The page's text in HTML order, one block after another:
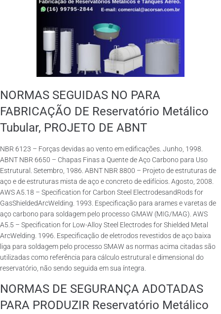
NORMAS SEGUIDAS NO PARA
FABRICAÇÃO DE Reservatório Metálico
Tubular, PROJETO DE ABNT
NBR 6123 – Forças devidas ao vento em edificações. Junho, 1998.
ABNT NBR 6650 – Chapas Finas a Quente de Aço Carbono para Uso
Estrutural. Setembro, 1986. ABNT NBR 8800 – Projeto de estruturas de
aço e de estruturas mista de aço e concreto de edifícios. Agosto, 2008.
AWS A5.18 – Specification for Carbon Steel ElectrodesandRods for
GasShieldedArcWelding. 1993. Especificação para arames e varetas de
aço carbono para soldagem pelo processo GMAW (MIG/MAG). AWS
A5.5 – Specification for Low-Alloy Steel Electrodes for Shielded Metal
ArcWelding. 1996. Especificação de eletrodos revestidos de aço baixa
liga para soldagem pelo processo SMAW as normas acima citadas são
utilizadas como referência para cálculo estrutural e dimensional do
reservatório, não sendo seguida em sua íntegra.
NORMAS DE SEGURANÇA ADOTADAS
PARA PRODUZIR Reservatório Metálico